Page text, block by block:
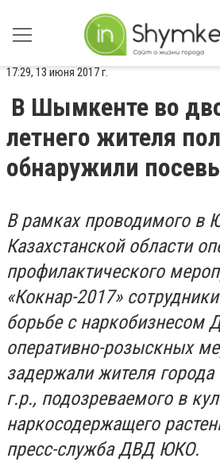
17:29, 13 июня 2017 г.
В Шымкенте во
летнего жителя
обнаружили
В рамках проводимого в
Казахстанской области
профилактического
«Кокнар-2017»
борьбе с
оперативно-розыскных
задержали жителя
г.р., подозреваемого в
наркосодержащего
пресс-служба ДВД ЮКО.